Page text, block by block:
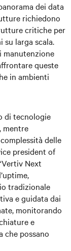
dei data
richiedono
critiche per
larga scala.
manutenzione
queste
in ambienti
di tecnologie
mentre
delle
president of
Next
tradizionale
e guidata dai
monitorando
e
che possano